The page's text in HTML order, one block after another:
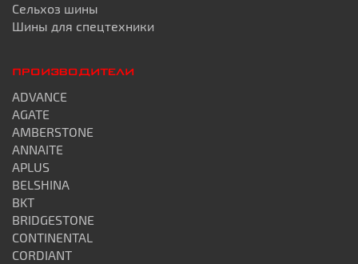
Сельхоз шины
Шины для спецтехники
ПРОИЗВОДИТЕЛИ
ADVANCE
AGATE
AMBERSTONE
ANNAITE
APLUS
BELSHINA
BKT
BRIDGESTONE
CONTINENTAL
CORDIANT